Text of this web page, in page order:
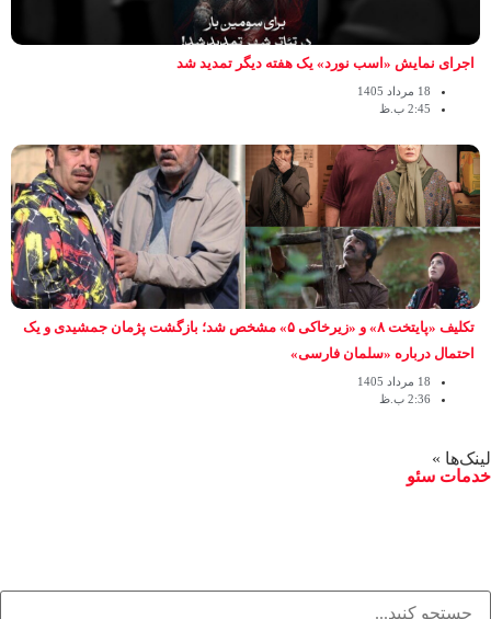
اجرای نمایش «اسب نورد» یک هفته دیگر تمدید شد
18 مرداد 1405
2:45 ب.ظ
تکلیف «پایتخت ۸» و «زیرخاکی ۵» مشخص شد؛ بازگشت پژمان جمشیدی و یک
احتمال درباره «سلمان فارسی»
18 مرداد 1405
2:36 ب.ظ
لینک‌ها »
خدمات سئو